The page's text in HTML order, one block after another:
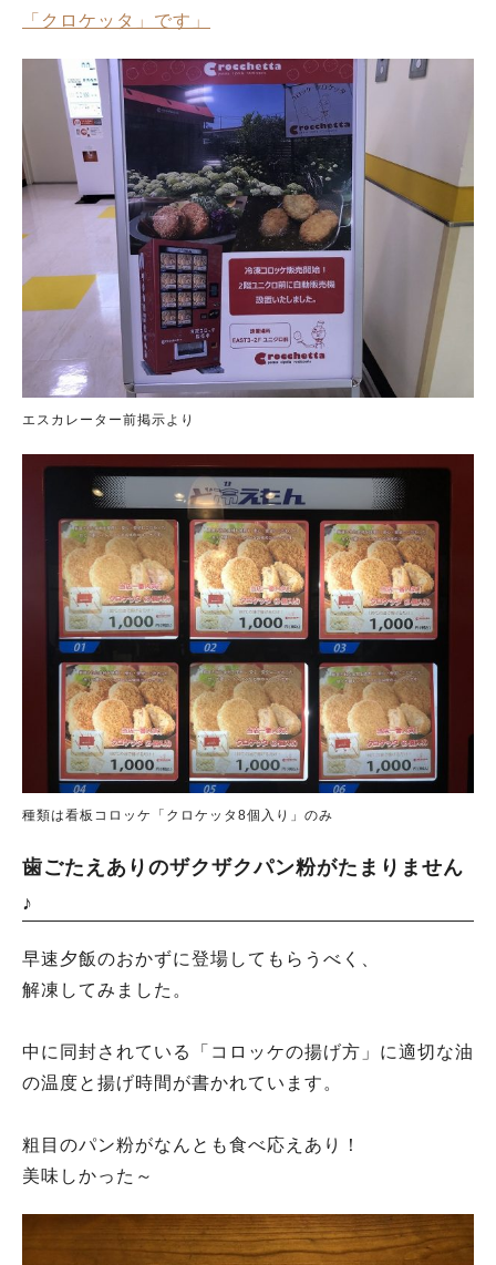
「クロケッタ」です」
エスカレーター前掲示より
種類は看板コロッケ「クロケッタ8個入り」のみ
歯ごたえありのザクザクパン粉がたまりません
♪
早速夕飯のおかずに登場してもらうべく、
解凍してみました。
中に同封されている「コロッケの揚げ方」に適切な油
の温度と揚げ時間が書かれています。
粗目のパン粉がなんとも食べ応えあり！
美味しかった～